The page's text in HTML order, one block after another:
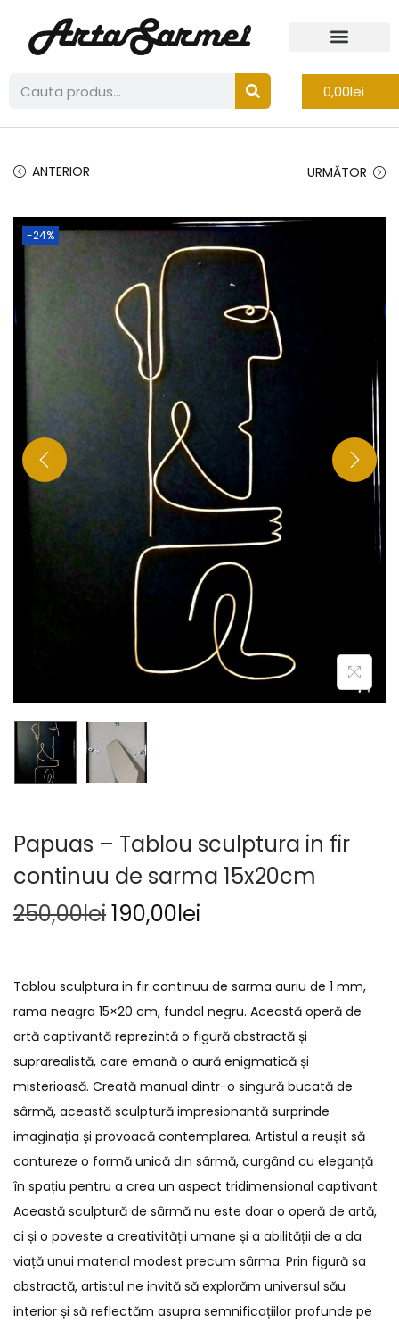
0,00lei
ANTERIOR URMĂTOR
-24%
Papuas – Tablou sculptura in fir
continuu de sarma 15x20cm
250,00lei190,00lei
Tablou sculptura in fir continuu de sarma auriu de 1 mm,
rama neagra 15×20 cm, fundal negru. Această operă de
artă captivantă reprezintă o figură abstractă și
suprarealistă, care emană o aură enigmatică și
misterioasă. Creată manual dintr-o singură bucată de
sârmă, această sculptură impresionantă surprinde
imaginația și provoacă contemplarea. Artistul a reușit să
contureze o formă unică din sârmă, curgând cu eleganță
în spațiu pentru a crea un aspect tridimensional captivant.
Această sculptură de sârmă nu este doar o operă de artă,
ci și o poveste a creativității umane și a abilității de a da
viață unui material modest precum sârma. Prin figură sa
abstractă, artistul ne invită să explorăm universul său
interior și să reflectăm asupra semnificațiilor profunde pe